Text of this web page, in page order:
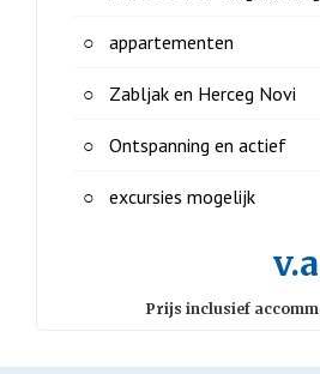
appartementen
Zabljak en Herceg Novi
Ontspanning en actief
excursies mogelijk
Prijs inclusief